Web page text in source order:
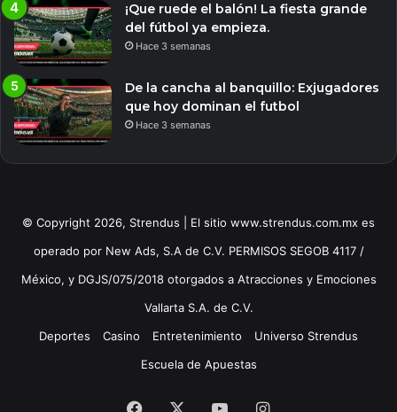
¡Que ruede el balón! La fiesta grande
del fútbol ya empieza.
Hace 3 semanas
De la cancha al banquillo: Exjugadores
que hoy dominan el futbol
Hace 3 semanas
© Copyright 2026, Strendus | El sitio www.strendus.com.mx es
operado por New Ads, S.A de C.V. PERMISOS SEGOB 4117 /
México, y DGJS/075/2018 otorgados a Atracciones y Emociones
Vallarta S.A. de C.V.
Deportes
Casino Entretenimiento
Universo Strendus
Escuela de Apuestas
Facebook YouTubeInstagram